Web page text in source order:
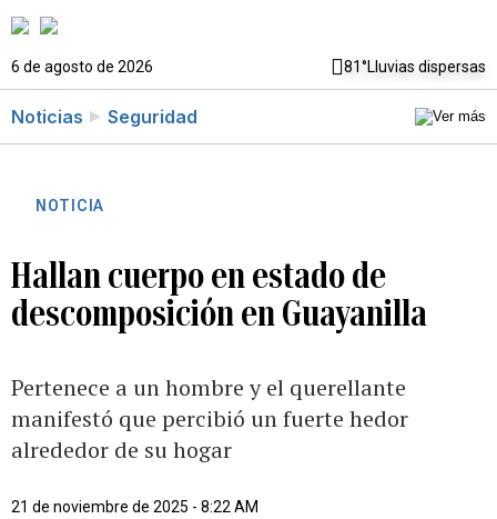
6 de agosto de 2026 81°Lluvias dispersas
Noticias Seguridad
NOTICIA
Hallan cuerpo en estado de
descomposición en Guayanilla
Pertenece a un hombre y el querellante
manifestó que percibió un fuerte hedor
alrededor de su hogar
21 de noviembre de 2025 - 8:22 AM